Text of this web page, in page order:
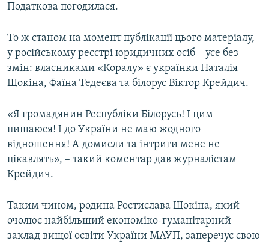
Податкова погодилася.
То ж станом на момент публікації цього матеріалу,
у російському реєстрі юридичних осіб – усе без
змін: власниками «Коралу» є українки Наталія
Щокіна, Фаїна Тедеєва та білорус Віктор Крейдич.
«Я громадянин Республіки Білорусь! І цим
пишаюся! І до України не маю жодного
відношення! А домисли та інтриги мене не
цікавлять», – такий коментар дав журналістам
Крейдич.
Таким чином, родина Ростислава Щокіна, який
очолює найбільший економіко-гуманітарний
заклад вищої освіти України МАУП, заперечує свою